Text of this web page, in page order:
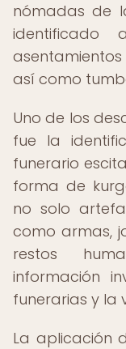
nómadas de
identificado
así como
Uno de los
fue la
funerario
forma de
no solo
como armas,
restos
información
funerarias y la
La aplicación